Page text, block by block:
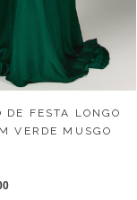
DE FESTA LONGO
VERDE MUSGO